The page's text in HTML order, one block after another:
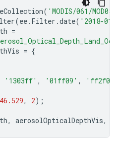
( 'MODIS/061/
(ee. Filter .date( '2018-
=
= {
'1303ff' , '01ff09' ,
'ff2f00'
46.529, 2);
, aerosolOpticalDepthVis,